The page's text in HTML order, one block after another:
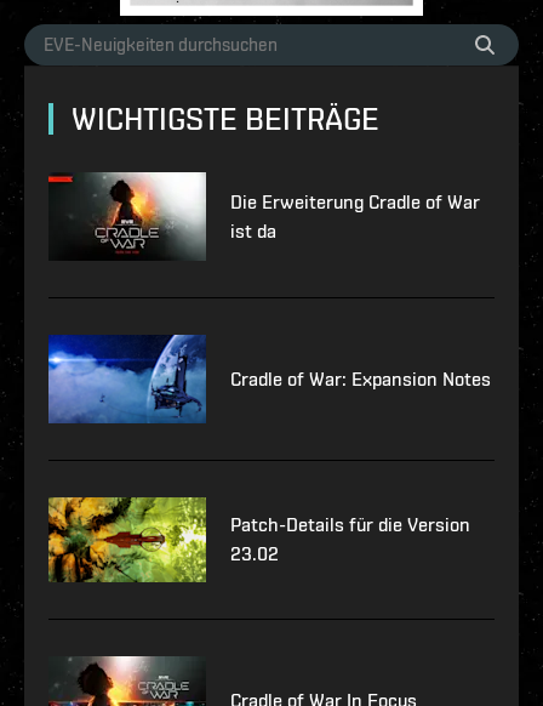
WICHTIGSTE BEITRÄGE
Die Erweiterung Cradle of War
ist da
Cradle of War: Expansion Notes
Patch-Details für die Version
23.02
Cradle of War In Focus